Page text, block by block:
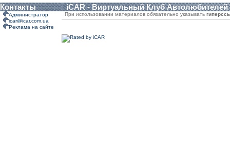
Контакты iCAR - Виртуальный Клуб Автолюбителей
Администратор
icar@icar.com.ua
Реклама на сайте
При использовании материалов обязательно указывать